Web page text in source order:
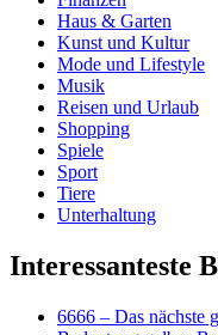
Haus & Garten
Kunst und Kultur
Mode und Lifestyle
Musik
Reisen und Urlaub
Shopping
Spiele
Sport
Tiere
Unterhaltung
Interessanteste
6666 – Das nächste